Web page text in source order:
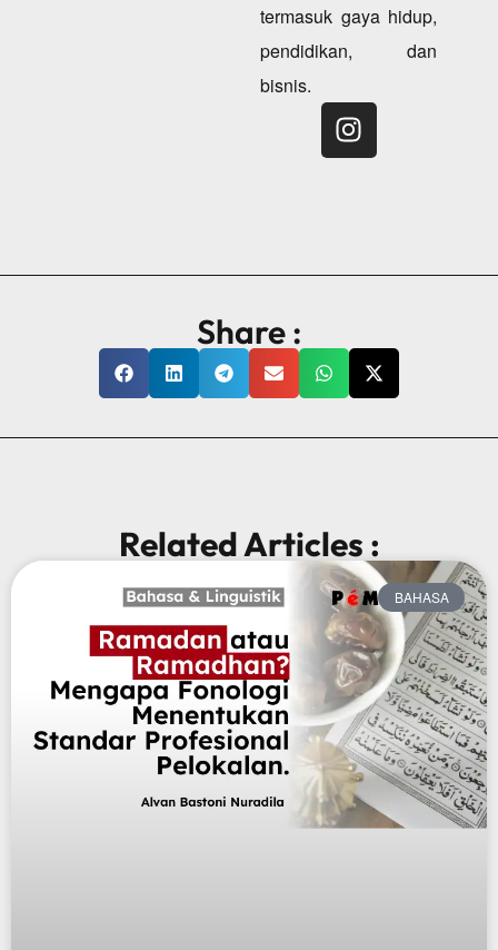
termasuk gaya hidup,
pendidikan, dan
bisnis.
Share :
Related Articles :
BAHASA